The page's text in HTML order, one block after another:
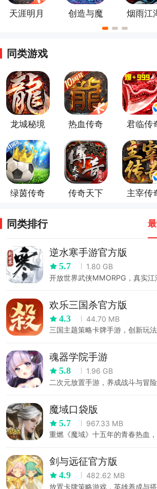
天涯明月
创造与魔
烟雨江
同类游戏
龙城秘境
奇）
热血传奇
君临传
绿茵传奇 传奇天下 主宰传
同类排行
逆水寒手游官方版
5.7
1.80 GB
开放世界武侠MMORPG，真实江
欢乐三国杀官方版
4.3
44.70 MB
三国主题策略卡牌手游，创新玩
魂器学院手游
5.8
1.96 GB
二次元放置手游，养成战斗与冒
魔域口袋版
5.7
967.33 MB
重燃《魔域》十五年的青春热血，
剑与远征官方版
4.9
482.62 MB
放置卡牌策略游戏，英雄养成与